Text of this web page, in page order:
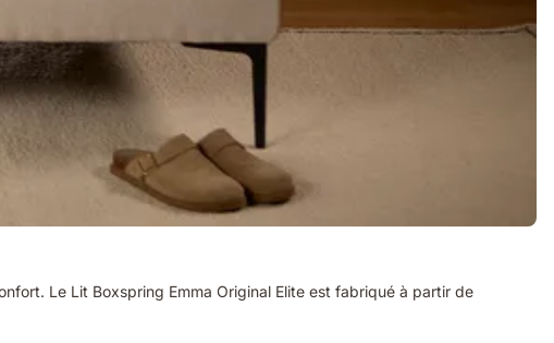
Le Lit Boxspring Emma Original Elite est fabriqué à partir de